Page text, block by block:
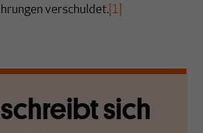
verschuldet. [1]
sich